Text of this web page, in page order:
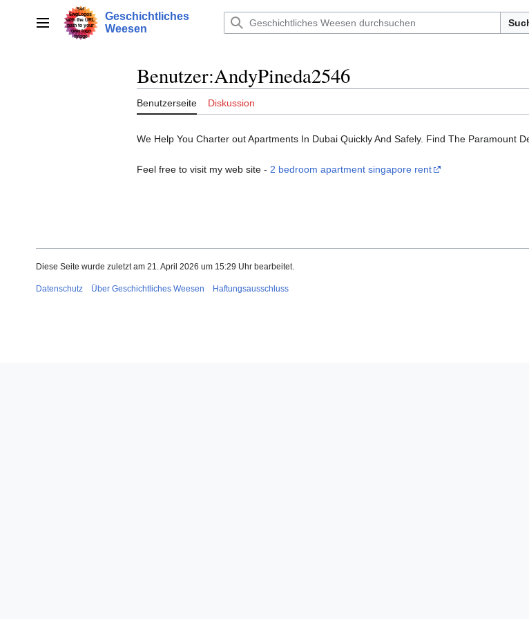
springenHauptmenü
Geschichtliches
Weesen
Benutzer:AndyPineda2546
Benutzerseite Diskussion
We Help You Charter out Apartments In Dubai Quickly And Safely. Find The Paramount
Feel free to visit my web site - 2 bedroom apartment singapore rent
Diese Seite wurde zuletzt am 21. April 2026 um 15:29 Uhr bearbeitet.
Datenschutz Über Geschichtliches Weesen Haftungsausschluss